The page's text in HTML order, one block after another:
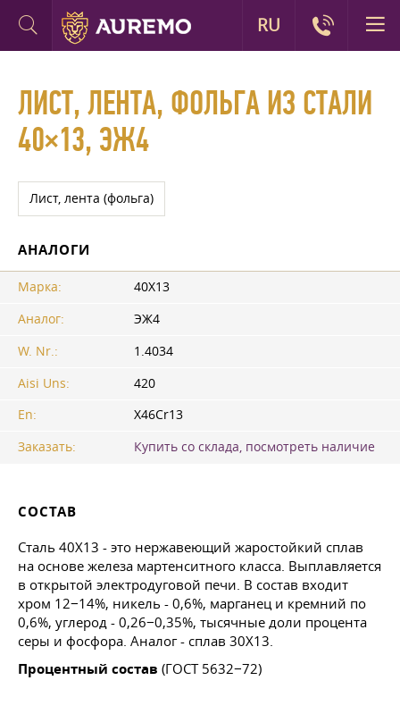
ЛИСТ, ЛЕНТА, ФОЛЬГА ИЗ СТАЛИ
40×13, ЭЖ4
Лист, лента (фольга)
АНАЛОГИ
Марка:
40Х13
Аналог:
ЭЖ4
W. Nr.:
1.4034
Aisi Uns:
420
En:
X46Cr13
Заказать:
Купить со склада, посмотреть наличие
СОСТАВ
Сталь 40Х13 - это нержавеющий жаростойкий сплав
на основе железа мартенситного класса. Выплавляется
в открытой электродуговой печи. В состав входит
хром 12−14%, никель - 0,6%, марганец и кремний по
0,6%, углерод - 0,26−0,35%, тысячные доли процента
серы и фосфора. Аналог - сплав 30Х13.
Процентный состав (ГОСТ 5632−72)
RU